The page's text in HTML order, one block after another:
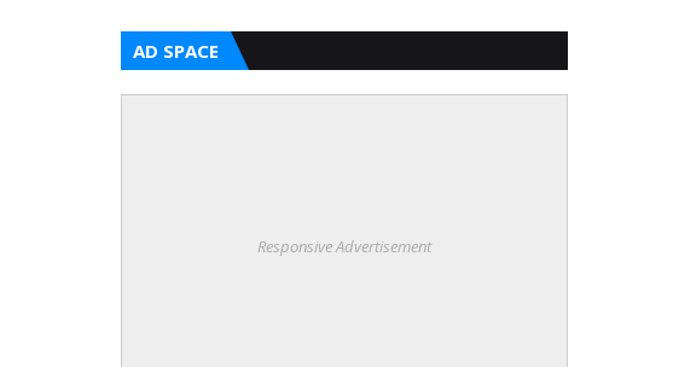
AD SPACE
Responsive Advertisement